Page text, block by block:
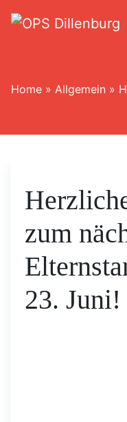
Home » Allgemein »
zum
23. Juni!